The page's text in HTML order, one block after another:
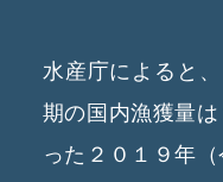
水産庁によると
期の国内漁獲量
った２０１９年